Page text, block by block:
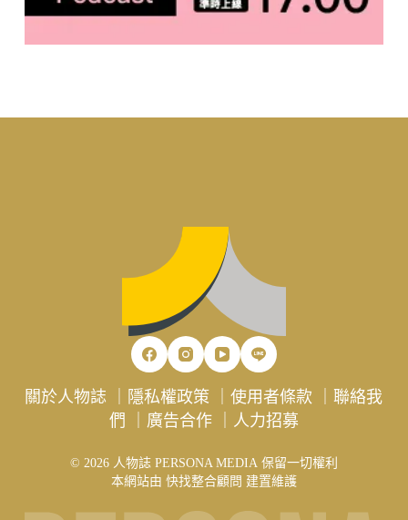
關於人物誌 隱私權政策 ｜使用者條款 ｜聯絡我
們
廣告合作｜ 人力招募
© 2026 人物誌 PERSONA MEDIA 保留一切權利
本網站由 快找整合顧問 建置維護